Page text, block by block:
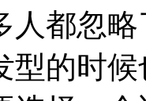
人都忽
型的时